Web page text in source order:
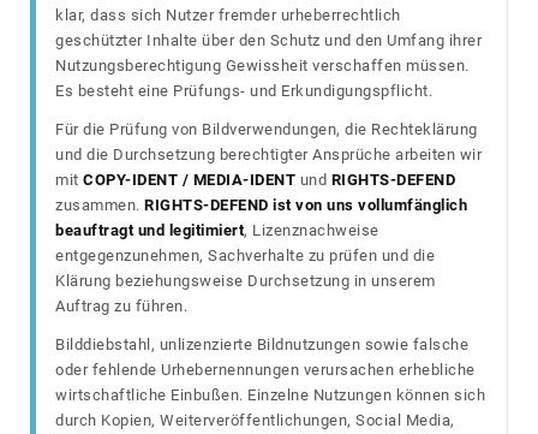
klar, dass sich Nutzer fremder urheberrechtlich
geschützter Inhalte über den Schutz und den Umfang ihrer
Nutzungsberechtigung Gewissheit verschaffen müssen.
Es besteht eine Prüfungs- und Erkundigungspflicht.
Für die Prüfung von Bildverwendungen, die Rechteklärung
und die Durchsetzung berechtigter Ansprüche arbeiten wir
mit COPY-IDENT / MEDIA-IDENT und RIGHTS-DEFEND
zusammen. RIGHTS-DEFEND ist von uns vollumfänglich
beauftragt und legitimiert, Lizenznachweise
entgegenzunehmen, Sachverhalte zu prüfen und die
Klärung beziehungsweise Durchsetzung in unserem
Auftrag zu führen.
Bilddiebstahl, unlizenzierte Bildnutzungen sowie falsche
oder fehlende Urhebernennungen verursachen erhebliche
wirtschaftliche Einbußen. Einzelne Nutzungen können sich
durch Kopien, Weiterveröffentlichungen, Social Media,